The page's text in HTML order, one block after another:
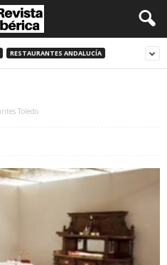
RESTAURANTES ANDALUCÍA
Toledo